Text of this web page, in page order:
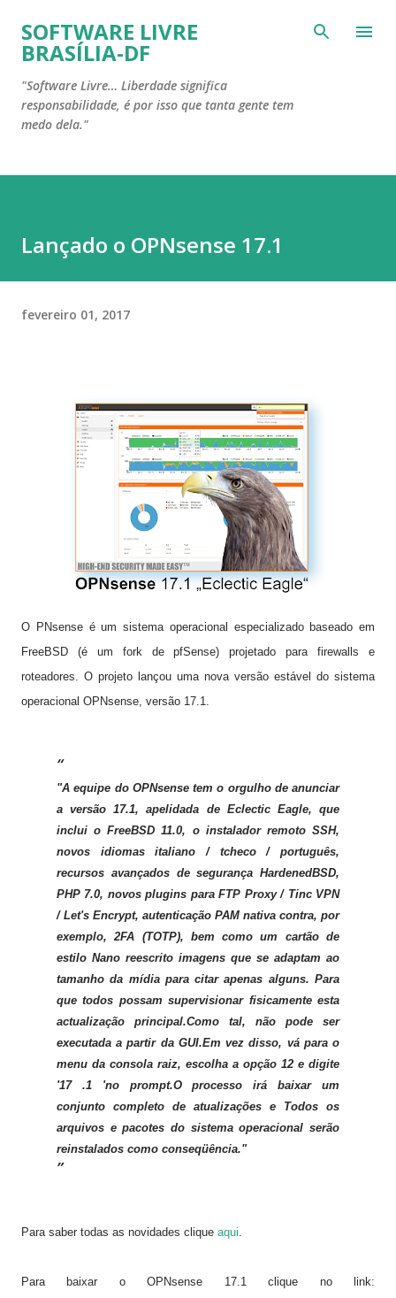
Pular para o conteúdo principal
SOFTWARE LIVRE
BRASÍLIA-DF
"Software Livre… Liberdade significa
responsabilidade, é por isso que tanta gente tem
medo dela."
Lançado o OPNsense 17.1
fevereiro 01, 2017
O PNsense é um sistema operacional especializado baseado em
FreeBSD (é um fork de pfSense) projetado para firewalls e
roteadores. O projeto lançou uma nova versão estável do sistema
operacional OPNsense, versão 17.1.
"A equipe do OPNsense tem o orgulho de anunciar
a versão 17.1, apelidada de Eclectic Eagle, que
inclui o FreeBSD 11.0, o instalador remoto SSH,
novos idiomas italiano / tcheco / português,
recursos avançados de segurança HardenedBSD,
PHP 7.0, novos plugins para FTP Proxy / Tinc VPN
/ Let's Encrypt, autenticação PAM nativa contra, por
exemplo, 2FA (TOTP), bem como um cartão de
estilo Nano reescrito imagens que se adaptam ao
tamanho da mídia para citar apenas alguns. Para
que todos possam supervisionar fisicamente esta
actualização principal.Como tal, não pode ser
executada a partir da GUI.Em vez disso, vá para o
menu da consola raiz, escolha a opção 12 e digite
'17 .1 'no prompt.O processo irá baixar um
conjunto completo de atualizações e Todos os
arquivos e pacotes do sistema operacional serão
reinstalados como conseqüência."
Para saber todas as novidades clique aqui.
Para baixar o OPNsense 17.1 clique no link: